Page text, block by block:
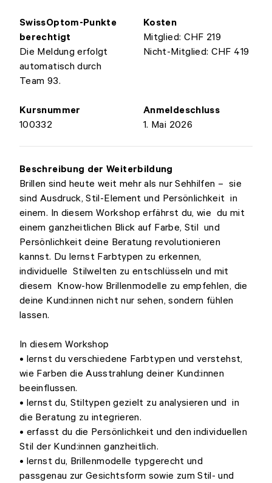
SwissOptom-Punkte
berechtigt
Die Meldung erfolgt
automatisch durch
Team 93.
Kosten
Mitglied: CHF 219
Nicht-Mitglied: CHF 419
Kursnummer
100332
Anmeldeschluss
1. Mai 2026
Beschreibung der Weiterbildung
Brillen sind heute weit mehr als nur Sehhilfen – sie
sind Ausdruck, Stil-Element und Persönlichkeit in
einem. In diesem Workshop erfährst du, wie du mit
einem ganzheitlichen Blick auf Farbe, Stil und
Persönlichkeit deine Beratung revolutionieren
kannst. Du lernst Farbtypen zu erkennen,
individuelle Stilwelten zu entschlüsseln und mit
diesem Know-how Brillenmodelle zu empfehlen, die
deine Kund:innen nicht nur sehen, sondern fühlen
lassen.
In diesem Workshop
• lernst du verschiedene Farbtypen und verstehst,
wie Farben die Ausstrahlung deiner Kund:innen
beeinflussen.
• lernst du, Stiltypen gezielt zu analysieren und in
die Beratung zu integrieren.
• erfasst du die Persönlichkeit und den individuellen
Stil der Kund:innen ganzheitlich.
• lernst du, Brillenmodelle typgerecht und
passgenau zur Gesichtsform sowie zum Stil- und